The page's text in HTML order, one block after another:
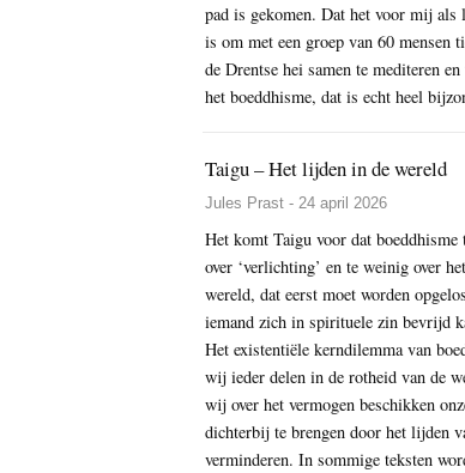
pad is gekomen. Dat het voor mij als
is om met een groep van 60 mensen
de Drentse hei samen te mediteren
het boeddhisme, dat is echt heel
Taigu – Het lijden in de wereld
Jules Prast - 24 april 2026
Het komt Taigu voor dat boeddhisme
over ‘verlichting’ en te weinig over
wereld, dat eerst moet worden
iemand zich in spirituele zin bevrijd
Het existentiële kerndilemma van
wij ieder delen in de rotheid van de
wij over het vermogen beschikken
dichterbij te brengen door het lijden
verminderen. In sommige teksten